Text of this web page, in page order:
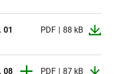
01 PDF 88 kB
08 PDF 87 kB